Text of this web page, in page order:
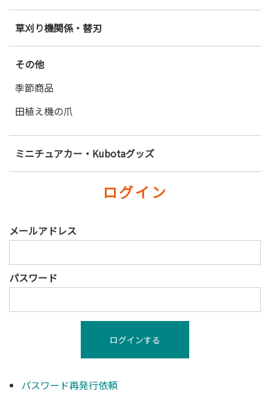
草刈り機関係・替刃
その他
季節商品
田植え機の爪
ミニチュアカー・Kubotaグッズ
ログイン
メールアドレス
パスワード
パスワード再発行依頼